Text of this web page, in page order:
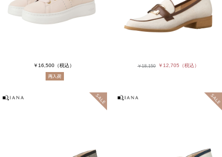
￥16,500（税込） ￥18,150 ￥12,705 （税込）